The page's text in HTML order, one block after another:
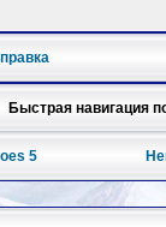
Быстрая навигация
5